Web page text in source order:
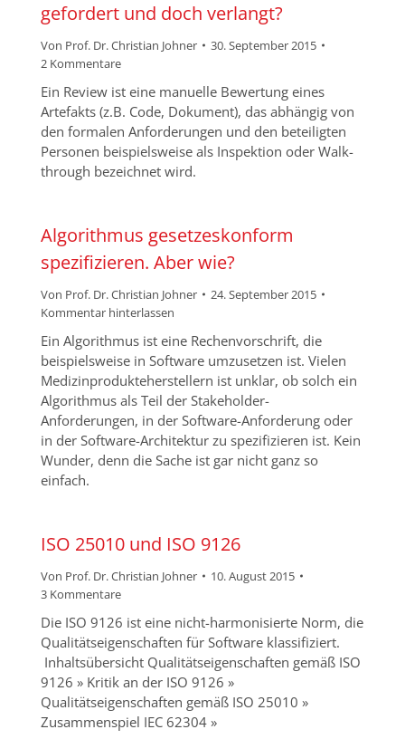
gefordert und doch verlangt?
Von Prof. Dr. Christian Johner
30. September 2015
2 Kommentare
Ein Review ist eine manuelle Bewertung eines
Artefakts (z.B. Code, Dokument), das abhängig von
den formalen Anforderungen und den beteiligten
Personen beispielsweise als Inspektion oder Walk-
through bezeichnet wird.
Algorithmus gesetzeskonform
spezifizieren. Aber wie?
Von Prof. Dr. Christian Johner
24. September 2015
Kommentar hinterlassen
Ein Algorithmus ist eine Rechenvorschrift, die
beispielsweise in Software umzusetzen ist. Vielen
Medizinprodukteherstellern ist unklar, ob solch ein
Algorithmus als Teil der Stakeholder-
Anforderungen, in der Software-Anforderung oder
in der Software-Architektur zu spezifizieren ist. Kein
Wunder, denn die Sache ist gar nicht ganz so
einfach.
ISO 25010 und ISO 9126
Von Prof. Dr. Christian Johner
10. August 2015
3 Kommentare
Die ISO 9126 ist eine nicht-harmonisierte Norm, die
Qualitätseigenschaften für Software klassifiziert.
Inhaltsübersicht Qualitätseigenschaften gemäß ISO
9126 » Kritik an der ISO 9126 »
Qualitätseigenschaften gemäß ISO 25010 »
Zusammenspiel IEC 62304 »